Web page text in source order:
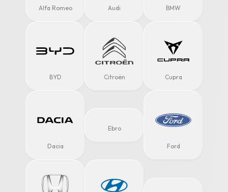
Alfa Romeo Audi BMW
BYD Citroën Cupra
Dacia
Ebro
Ford